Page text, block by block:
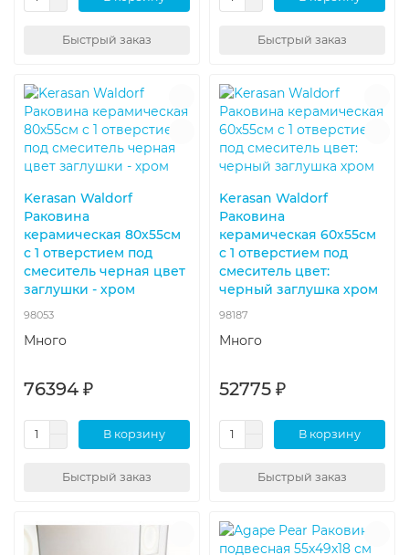
Быстрый заказ Быстрый заказ
Kerasan Waldorf
Раковина
керамическая 80х55см
c 1 отверстием под
смеситель черная цвет
заглушки - хром
98053
Много
76394 ₽
В корзину
Быстрый заказ
Kerasan Waldorf
Раковина
керамическая 60х55см
c 1 отверстием под
смеситель цвет:
черный заглушка хром
98187
Много
52775 ₽
В корзину
Быстрый заказ